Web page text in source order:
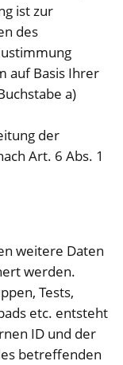
ist zur
des
auf Basis Ihrer
a)
der
Art. 6 Abs. 1
weitere Daten
werden.
Tests,
etc. entsteht
ID und der
betreffenden